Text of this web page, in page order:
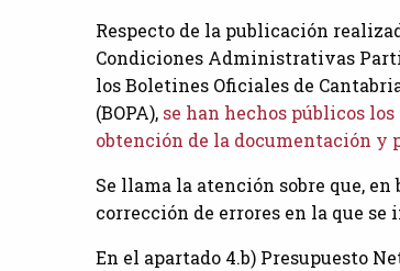
Respecto de la publicación
Condiciones Administrativas
los Boletines Oficiales de
(BOPA), se han hechos públicos
obtención de la documentación y
Se llama la atención sobre que,
corrección de errores en la que
En el apartado 4.b) Presupuesto